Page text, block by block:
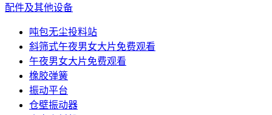
配件及其他设备
吨包无尘投料站
斜筛式午夜男女大片免费观看
午夜男女大片免费观看
橡胶弹簧
振动平台
仓壁振动器